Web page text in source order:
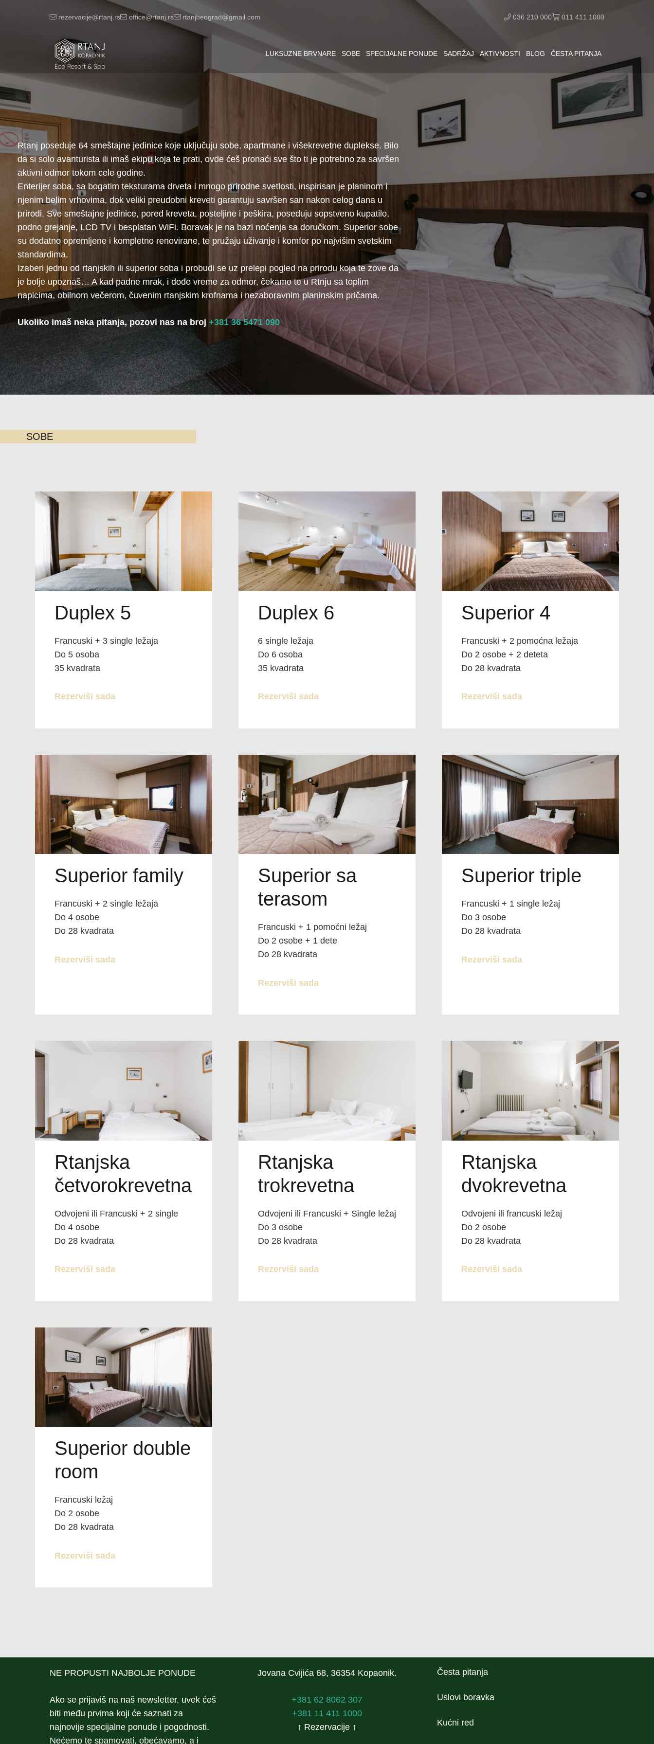
rezervacije@rtanj.rs office@rtanj.rs rtanjbeograd@gmail.com 036 210 000 011 411 1000
LUKSUZNE BRVNARE SOBE SPECIJALNE PONUDE SADRŽAJ AKTIVNOSTI BLOG ČESTA PITANJA
Rtanj poseduje 64 smeštajne jedinice koje uključuju sobe, apartmane i višekrevetne duplekse. Bilo
da si solo avanturista ili imaš ekipu koja te prati, ovde ćeš pronaći sve što ti je potrebno za savršen
aktivni odmor tokom cele godine.
Enterijer soba, sa bogatim teksturama drveta i mnogo prirodne svetlosti, inspirisan je planinom i
njenim belim vrhovima, dok veliki preudobni kreveti garantuju savršen san nakon celog dana u
prirodi. Sve smeštajne jedinice, pored kreveta, posteljine i peškira, poseduju sopstveno kupatilo,
podno grejanje, LCD TV i besplatan WiFi. Boravak je na bazi noćenja sa doručkom. Superior sobe
su dodatno opremljene i kompletno renovirane, te pružaju uživanje i komfor po najvišim svetskim
standardima.
Izaberi jednu od rtanjskih ili superior soba i probudi se uz prelepi pogled na prirodu koja te zove da
je bolje upoznaš… A kad padne mrak, i dođe vreme za odmor, čekamo te u Rtnju sa toplim
napicima, obilnom večerom, čuvenim rtanjskim krofnama i nezaboravnim planinskim pričama.
Ukoliko imaš neka pitanja, pozovi nas na broj +381 36 5471 090
SOBE
Duplex 5
Francuski + 3 single ležaja
Do 5 osoba
35 kvadrata
Rezerviši sada
Duplex 6
6 single ležaja
Do 6 osoba
35 kvadrata
Rezerviši sada
Superior 4
Francuski + 2 pomoćna ležaja
Do 2 osobe + 2 deteta
Do 28 kvadrata
Rezerviši sada
Superior family
Francuski + 2 single ležaja
Do 4 osobe
Do 28 kvadrata
Rezerviši sada
Superior sa
terasom
Francuski + 1 pomoćni ležaj
Do 2 osobe + 1 dete
Do 28 kvadrata
Rezerviši sada
Superior triple
Francuski + 1 single ležaj
Do 3 osobe
Do 28 kvadrata
Rezerviši sada
Rtanjska
četvorokrevetna
Odvojeni ili Francuski + 2 single
Do 4 osobe
Do 28 kvadrata
Rezerviši sada
Rtanjska
trokrevetna
Odvojeni ili Francuski + Single ležaj
Do 3 osobe
Do 28 kvadrata
Rezerviši sada
Rtanjska
dvokrevetna
Odvojeni ili francuski ležaj
Do 2 osobe
Do 28 kvadrata
Rezerviši sada
Superior double
room
Francuski ležaj
Do 2 osobe
Do 28 kvadrata
Rezerviši sada
NE PROPUSTI NAJBOLJE PONUDE
Ako se prijaviš na naš newsletter, uvek ćeš
biti među prvima koji će saznati za
najnovije specijalne ponude i pogodnosti.
Nećemo te spamovati, obećavamo, a i
Jovana Cvijića 68, 36354 Kopaonik.
+381 62 8062 307
+381 11 411 1000
↑ Rezervacije ↑
Česta pitanja
Uslovi boravka
Kućni red